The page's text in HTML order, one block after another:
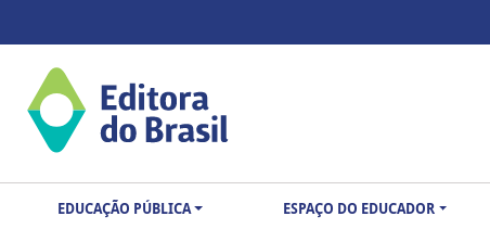
EDUCAÇÃO PÚBLICA ESPAÇO DO EDUCADOR